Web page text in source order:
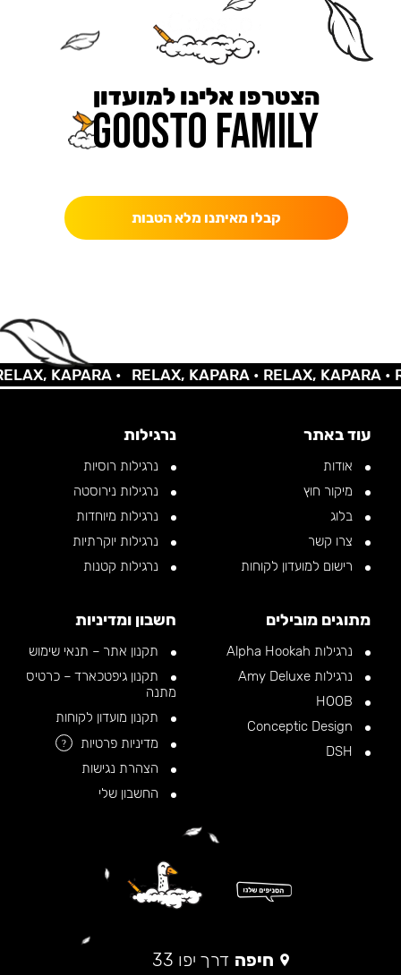
הצטרפו אלינו למועדון
קבלו מאיתנו מלא הטבות
KAPARA • RELAX, KAPARA •RELAX, KAPARA •
עוד באתר
אודות
מיקור חוץ
בלוג
צרו קשר
רישום למועדון לקוחות
נרגילות
נרגילות רוסיות
נרגילות נירוסטה
נרגילות מיוחדות
נרגילות יוקרתיות
נרגילות קטנות
מתוגים מובילים
נרגילות Alpha Hookah
נרגילות Amy Deluxe
חשבון ומדיניות
תקנון אתר – תנאי שימוש
תקנון גיפטכארד – כרטיס
מתנה
תקנון מועדון לקוחות
מדיניות פרטיות
?
הצהרת נגישות
החשבון שלי
חיפה דרך יפו 33